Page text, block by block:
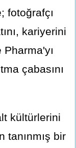
fotoğrafçı
kariyerini
çabasını
kültürlerini
tanınmış bir